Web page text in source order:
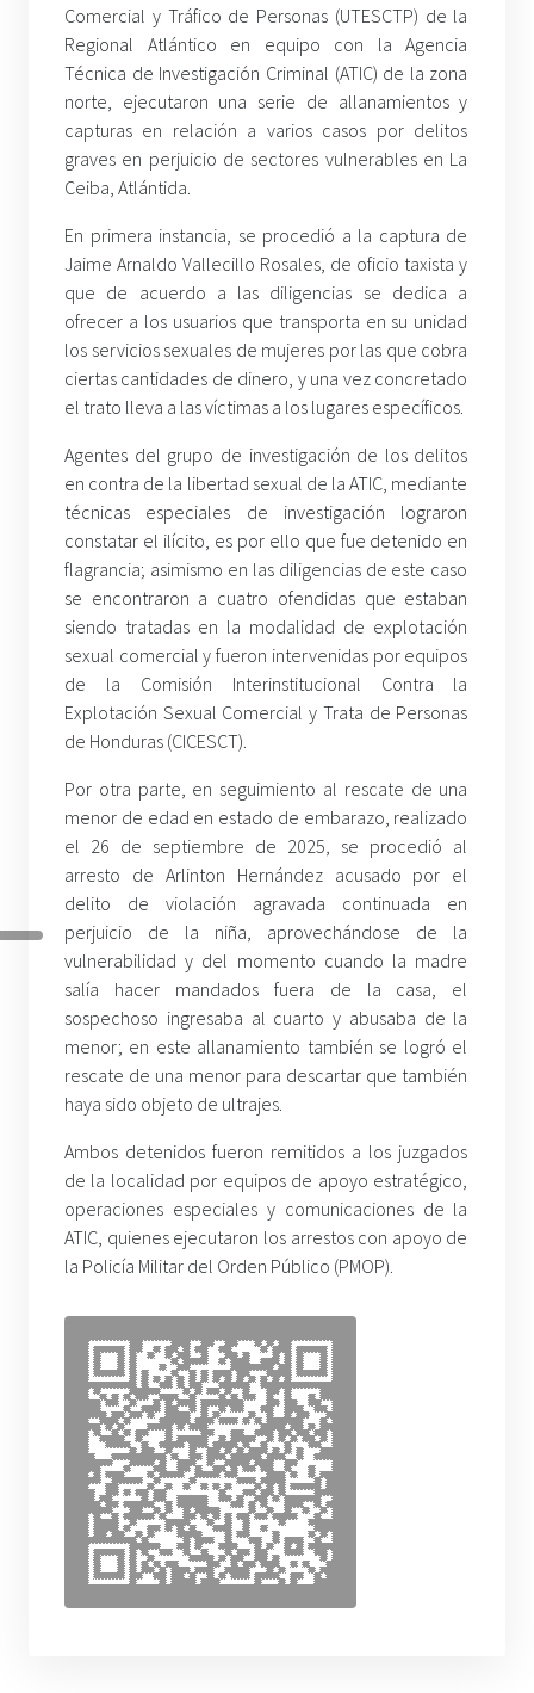
Comercial y Tráfico de Personas (UTESCTP) de la
Regional Atlántico en equipo con la Agencia
Técnica de Investigación Criminal (ATIC) de la zona
norte, ejecutaron una serie de allanamientos y
capturas en relación a varios casos por delitos
graves en perjuicio de sectores vulnerables en La
Ceiba, Atlántida.
En primera instancia, se procedió a la captura de
Jaime Arnaldo Vallecillo Rosales, de oficio taxista y
que de acuerdo a las diligencias se dedica a
ofrecer a los usuarios que transporta en su unidad
los servicios sexuales de mujeres por las que cobra
ciertas cantidades de dinero, y una vez concretado
el trato lleva a las víctimas a los lugares específicos.
Agentes del grupo de investigación de los delitos
en contra de la libertad sexual de la ATIC, mediante
técnicas especiales de investigación lograron
constatar el ilícito, es por ello que fue detenido en
flagrancia; asimismo en las diligencias de este caso
se encontraron a cuatro ofendidas que estaban
siendo tratadas en la modalidad de explotación
sexual comercial y fueron intervenidas por equipos
de la Comisión Interinstitucional Contra la
Explotación Sexual Comercial y Trata de Personas
de Honduras (CICESCT).
Por otra parte, en seguimiento al rescate de una
menor de edad en estado de embarazo, realizado
el 26 de septiembre de 2025, se procedió al
arresto de Arlinton Hernández acusado por el
delito de violación agravada continuada en
perjuicio de la niña, aprovechándose de la
vulnerabilidad y del momento cuando la madre
salía hacer mandados fuera de la casa, el
sospechoso ingresaba al cuarto y abusaba de la
menor; en este allanamiento también se logró el
rescate de una menor para descartar que también
haya sido objeto de ultrajes.
Ambos detenidos fueron remitidos a los juzgados
de la localidad por equipos de apoyo estratégico,
operaciones especiales y comunicaciones de la
ATIC, quienes ejecutaron los arrestos con apoyo de
la Policía Militar del Orden Público (PMOP).